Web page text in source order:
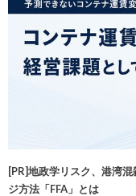
[PR]地政学リスク、港湾
ジ方法「FFA」とは